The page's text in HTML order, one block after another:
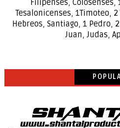
Filipenses,Colosenses,
Tesalonicenses, 1Timoteo, 2
Hebreos, Santiago, 1 Pedro,
Juan,Judas,